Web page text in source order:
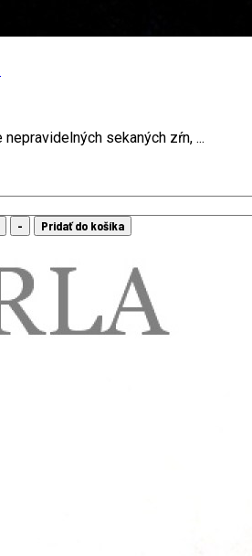
sekaných zŕn, ...